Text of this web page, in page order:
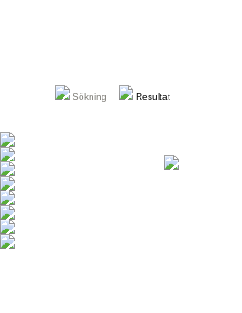
Sökning Resultat